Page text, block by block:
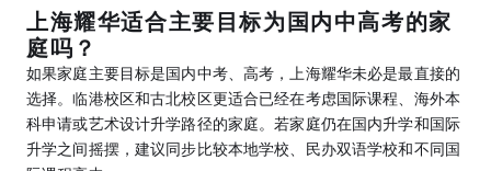
上海耀华适合主要目标为国内中高考的家
庭吗？
如果家庭主要目标是国内中考、高考，上海耀华未必是最直接的
选择。临港校区和古北校区更适合已经在考虑国际课程、海外本
科申请或艺术设计升学路径的家庭。若家庭仍在国内升学和国际
升学之间摇摆，建议同步比较本地学校、民办双语学校和不同国